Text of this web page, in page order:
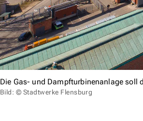
Die Gas- und Dampfturbinenanlage soll
Bild: © Stadtwerke Flensburg